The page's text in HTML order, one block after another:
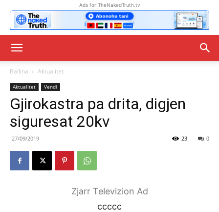
Ads for TheNakedTruth.tv
Ballina Aktualitet
Aktualitet Vendi
Gjirokastra pa drita, digjen
siguresat 20kv
27/09/2019 0
23
Zjarr Televizion Ad
ccccc